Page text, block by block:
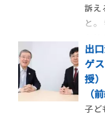
訴え
と
とに
える
てゆ
ル
出
ゲ
授
（
子ど